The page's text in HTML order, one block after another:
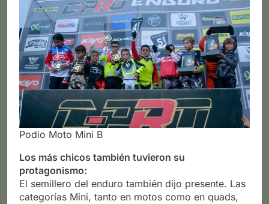
Podio Moto Mini B
Los más chicos también tuvieron su
protagonismo:
El semillero del enduro también dijo presente. Las
categorías Mini, tanto en motos como en quads,